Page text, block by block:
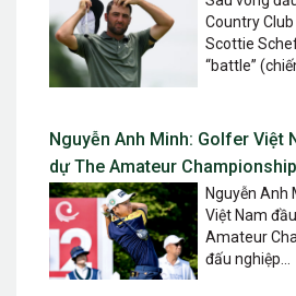
Country
Scottie
“battle”
Nguyễn Anh Minh: Golfer Việt
dự The Amateur Championship
Nguyễn
Việt Nam
Amateur
đấu nghiệp...